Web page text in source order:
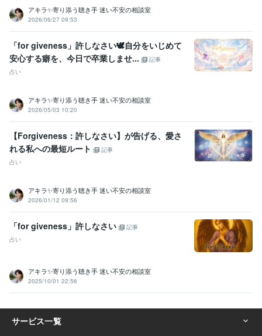
マイクロソフト オフィス スペシャリスト（MOS）
普通自動車第一種運転免許
中型自動車第二種運転免許 取得年 : 2018年
乙種危険物取扱者 取得年 : 1990年
ビジネス・クリエイティブツール
Excel:3年
Google スプレッドシート:3年
得意分野
悩み相談・カウンセリング
管理責任者 カウンセラー
資産運用・副業の相談 投資・投機FXトレード
個人トレーダー 資産運用
アキラ✨寄り添う聴き手 迷い不安の相談室
2026/06/27 09:53
「for giveness」許しなさい🕊️自分をいじめて
安心する癖を、今日で卒業しませ...
記事
占い
アキラ✨寄り添う聴き手 迷い不安の相談室
2026/05/03 10:20
【Forgiveness：許しなさい】が告げる、愛さ
れる私への最短ルート
記事
占い
アキラ✨寄り添う聴き手 迷い不安の相談室
2026/01/12 09:56
「for giveness」許しなさい
記事
占い
アキラ✨寄り添う聴き手 迷い不安の相談室
2025/10/01 22:56